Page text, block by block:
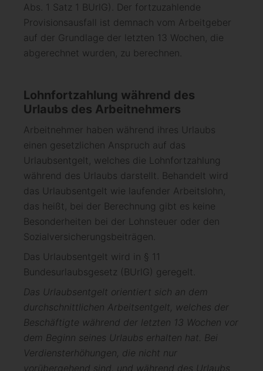
Abs. 1 Satz 1 BUrlG). Der fortzuzahlende
Provisionsausfall ist demnach vom Arbeitgeber
auf der Grundlage der letzten 13 Wochen, die
abgerechnet wurden, zu berechnen.
Lohnfortzahlung während des
Urlaubs des Arbeitnehmers
Arbeitnehmer haben während ihres Urlaubs
einen gesetzlichen Anspruch auf das
Urlaubsentgelt, welches die Lohnfortzahlung
während des Urlaubs darstellt. Behandelt wird
das Urlaubsentgelt wie laufender Arbeitslohn,
das heißt, bei der Berechnung gibt es keine
Besonderheiten bei der Lohnsteuer oder den
Sozialversicherungsbeiträgen.
Das Urlaubsentgelt wird in § 11
Bundesurlaubsgesetz (BUrlG) geregelt.
Das Urlaubsentgelt orientiert sich an dem
durchschnittlichen Arbeitsentgelt, welches der
Beschäftigte während der letzten 13 Wochen vor
dem Beginn seines Urlaubs erhalten hat. Bei
Verdiensterhöhungen, die nicht nur
vorübergehend sind, und während des Urlaubs